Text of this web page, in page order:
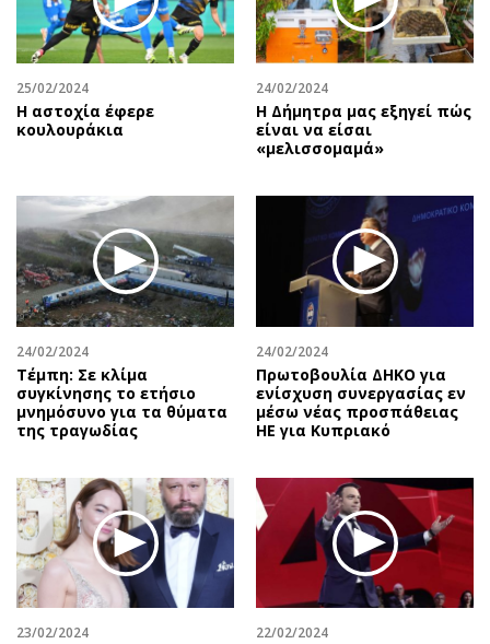
25/02/2024
Η αστοχία έφερε
κουλουράκια
24/02/2024
H Δήμητρα μας εξηγεί πώς
είναι να είσαι
«μελισσομαμά»
24/02/2024
Τέμπη: Σε κλίμα
συγκίνησης το ετήσιο
μνημόσυνο για τα θύματα
της τραγωδίας
24/02/2024
Πρωτοβουλία ΔΗΚΟ για
ενίσχυση συνεργασίας εν
μέσω νέας προσπάθειας
ΗΕ για Κυπριακό
23/02/2024 22/02/2024